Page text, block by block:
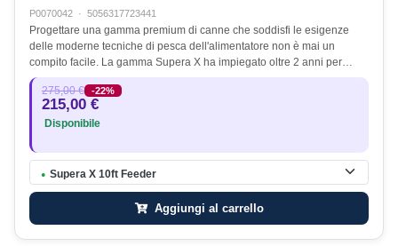
P0070042 · 5056317723441
Progettare una gamma premium di canne che soddisfi le esigenze
delle moderne tecniche di pesca dell'alimentatore non è mai un
compito facile. La gamma Supera X ha impiegato oltre 2 anni per…
275,00 € -22%
215,00 €
Disponibile
● Supera X 10ft Feeder
Aggiungi al carrello